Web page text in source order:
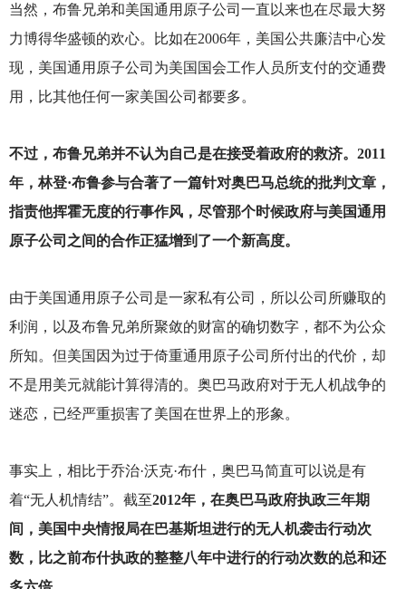
当然，布鲁兄弟和美国通用原子公司一直以来也在尽最大努
力博得华盛顿的欢心。比如在2006年，美国公共廉洁中心发
现，美国通用原子公司为美国国会工作人员所支付的交通费
用，比其他任何一家美国公司都要多。
不过，布鲁兄弟并不认为自己是在接受着政府的救济。2011
年，林登·布鲁参与合著了一篇针对奥巴马总统的批判文章，
指责他挥霍无度的行事作风，尽管那个时候政府与美国通用
原子公司之间的合作正猛增到了一个新高度。
由于美国通用原子公司是一家私有公司，所以公司所赚取的
利润，以及布鲁兄弟所聚敛的财富的确切数字，都不为公众
所知。但美国因为过于倚重通用原子公司所付出的代价，却
不是用美元就能计算得清的。奥巴马政府对于无人机战争的
迷恋，已经严重损害了美国在世界上的形象。
事实上，相比于乔治·沃克·布什，奥巴马简直可以说是有
着“无人机情结”。截至2012年，在奥巴马政府执政三年期
间，美国中央情报局在巴基斯坦进行的无人机袭击行动次
数，比之前布什执政的整整八年中进行的行动次数的总和还